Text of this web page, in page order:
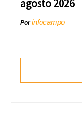
agosto 2026
Porinfocampo